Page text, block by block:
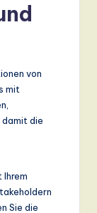
von
mit
damit die
Ihrem
Sie die